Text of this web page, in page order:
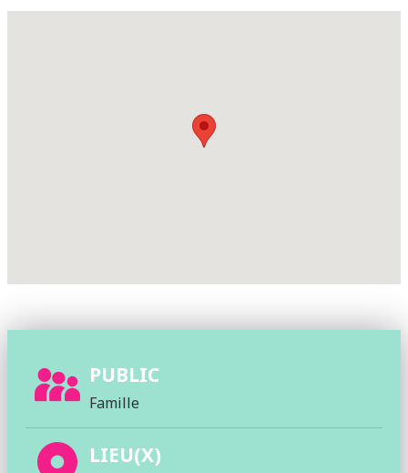
PUBLIC
Famille
LIEU(X)